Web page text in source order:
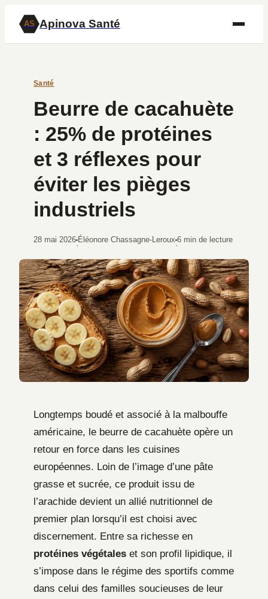
AS Apinova Santé
Santé
Beurre de cacahuète
: 25% de protéines
et 3 réflexes pour
éviter les pièges
industriels
28 mai 2026
·
Éléonore Chassagne-Leroux
·
6 min de lecture
Longtemps boudé et associé à la malbouffe
américaine, le beurre de cacahuète opère un
retour en force dans les cuisines
européennes. Loin de l’image d’une pâte
grasse et sucrée, ce produit issu de
l’arachide devient un allié nutritionnel de
premier plan lorsqu’il est choisi avec
discernement. Entre sa richesse en
protéines végétales et son profil lipidique, il
s’impose dans le régime des sportifs comme
dans celui des familles soucieuses de leur